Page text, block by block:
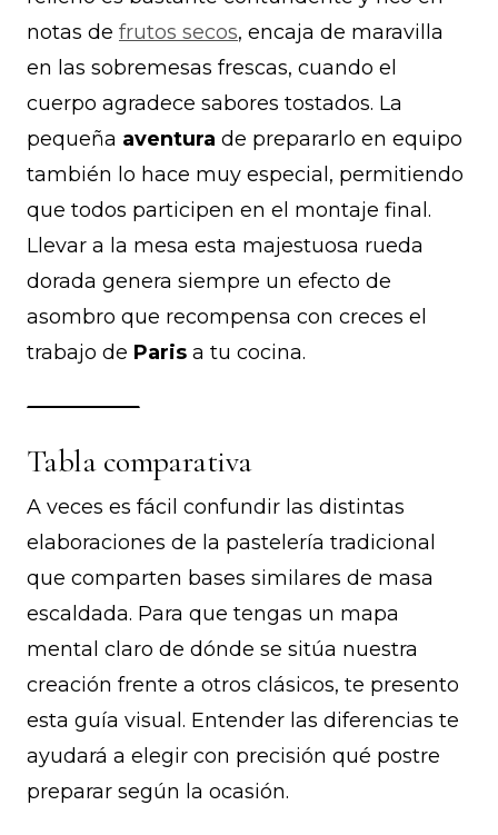
notas de frutos secos, encaja de maravilla
en las sobremesas frescas, cuando el
cuerpo agradece sabores tostados. La
pequeña aventura de prepararlo en equipo
también lo hace muy especial, permitiendo
que todos participen en el montaje final.
Llevar a la mesa esta majestuosa rueda
dorada genera siempre un efecto de
asombro que recompensa con creces el
trabajo de Paris a tu cocina.
Tabla comparativa
A veces es fácil confundir las distintas
elaboraciones de la pastelería tradicional
que comparten bases similares de masa
escaldada. Para que tengas un mapa
mental claro de dónde se sitúa nuestra
creación frente a otros clásicos, te presento
esta guía visual. Entender las diferencias te
ayudará a elegir con precisión qué postre
preparar según la ocasión.